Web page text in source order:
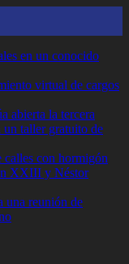
en un conocido
virtual de cargos
abierta la tercera
taller gratuito de
calles con hormigón
XXIII y Néstor
una reunión de